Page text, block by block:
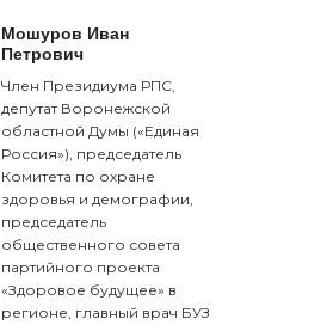
Мошуров Иван
Петрович
Член Президиума РПС,
депутат Воронежской
областной Думы («Единая
Россия»), председатель
Комитета по охране
здоровья и демографии,
председатель
общественного совета
партийного проекта
«Здоровое будущее» в
регионе, главный врач БУЗ